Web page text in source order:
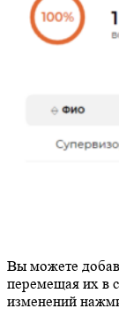
Вы можете
перемещая их в
изменений